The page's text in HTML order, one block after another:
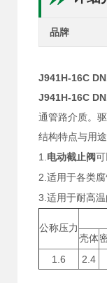
品牌
J941H-16C
J941H-16C
通管路介质。
结构特点与用途
1. 电动截止阀
2. 适用于各类
3. 适用于耐高
公称压力
壳体
1.6 2.4